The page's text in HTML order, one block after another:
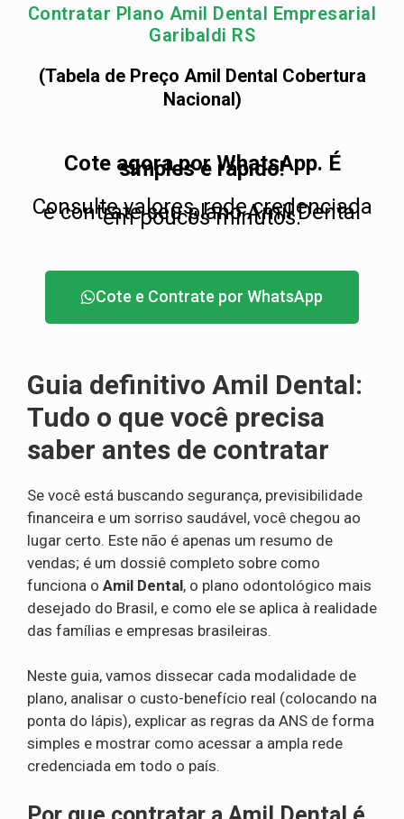
Contratar Plano Amil Dental Empresarial
Garibaldi RS
(Tabela de Preço Amil Dental Cobertura
Nacional)
Cote agora por WhatsApp. É
simples e rápido!
Consulte valores, rede credenciada
e contrate seu plano Amil Dental
em poucos minutos.
Cote e Contrate por WhatsApp
Guia definitivo Amil Dental:
Tudo o que você precisa
saber antes de contratar
Se você está buscando segurança, previsibilidade
financeira e um sorriso saudável, você chegou ao
lugar certo. Este não é apenas um resumo de
vendas; é um dossiê completo sobre como
funciona o Amil Dental, o plano odontológico mais
desejado do Brasil, e como ele se aplica à realidade
das famílias e empresas brasileiras.
Neste guia, vamos dissecar cada modalidade de
plano, analisar o custo-benefício real (colocando na
ponta do lápis), explicar as regras da ANS de forma
simples e mostrar como acessar a ampla rede
credenciada em todo o país.